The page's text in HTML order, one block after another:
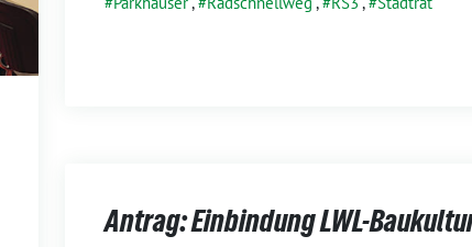
Antrag: Einbindung LWL-